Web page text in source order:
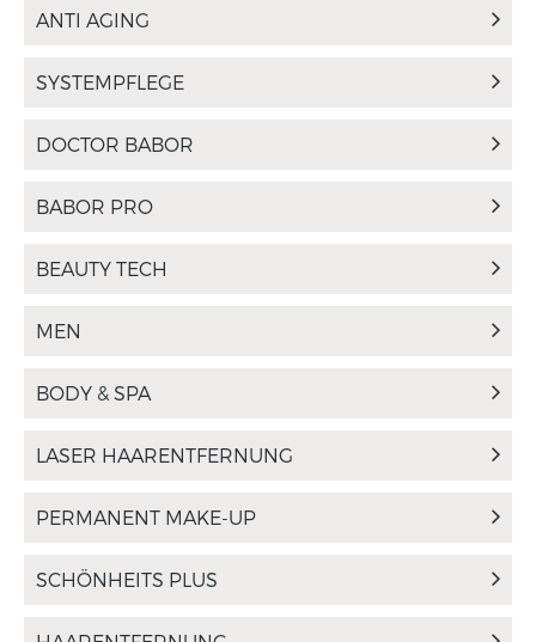
ANTI AGING
SYSTEMPFLEGE
DOCTOR BABOR
BABOR PRO
BEAUTY TECH
MEN
BODY & SPA
LASER HAARENTFERNUNG
PERMANENT MAKE-UP
SCHÖNHEITS PLUS